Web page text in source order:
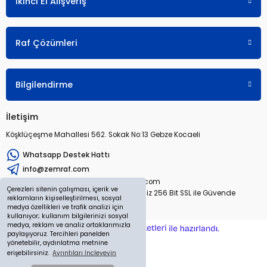
Çerezleri sitenin çalışması, içerik ve
reklamların kişiselleştirilmesi, sosyal
medya özellikleri ve trafik analizi için
kullanıyor; kullanım bilgilerinizi sosyal
medya, reklam ve analiz ortaklarımızla
paylaşıyoruz. Tercihleri panelden
yönetebilir, aydınlatma metnine
erişebilirsiniz. Ayrıntıları İncleyeyin
Raf Çözümleri
Bilgilendirme
İletişim
Köşklüçeşme Mahallesi 562. Sokak No:13 Gebze Kocaeli
Whatsapp Destek Hattı
info@zemraf.com
Copyright 2026 © zemraf.com
Tüm hakları saklıdır. Sitemiz 256 Bit SSL ile Güvende
ideasoft
e-